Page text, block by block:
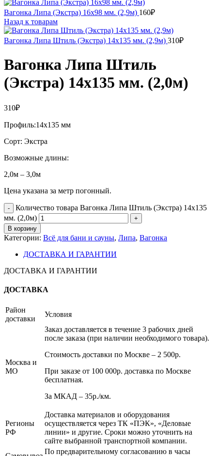
Вагонка Липа (Экстра) 16х98 мм. (2,9м) 160₽
Назад к товарам
Вагонка Липа Штиль (Экстра) 14х135 мм. (2,9м) 310₽
Вагонка Липа Штиль
(Экстра) 14х135 мм. (2,0м)
310₽
Профиль:14х135 мм
Сорт: Экстра
Возможные длины:
2,0м – 3,0м
Цена указана за метр погонный.
Количество товара Вагонка Липа Штиль (Экстра) 14х135
мм. (2,0м)
В корзину
Категории: Всё для бани и сауны, Липа, Вагонка
ДОСТАВКА И ГАРАНТИИ
ДОСТАВКА И ГАРАНТИИ
ДОСТАВКА
Район
доставки
Условия
Москва и
МО
Заказ доставляется в течение 3 рабочих дней
после заказа (при наличии необходимого товара).
Стоимость доставки по Москве – 2 500р.
При заказе от 100 000р. доставка по Москве
бесплатная.
За МКАД – 35р./км.
Регионы
РФ
Доставка материалов и оборудования
осуществляется через ТК «ПЭК», «Деловые
линии» и другие. Сроки можно уточнить на
сайте выбранной транспортной компании.
По предварительному согласованию в часы